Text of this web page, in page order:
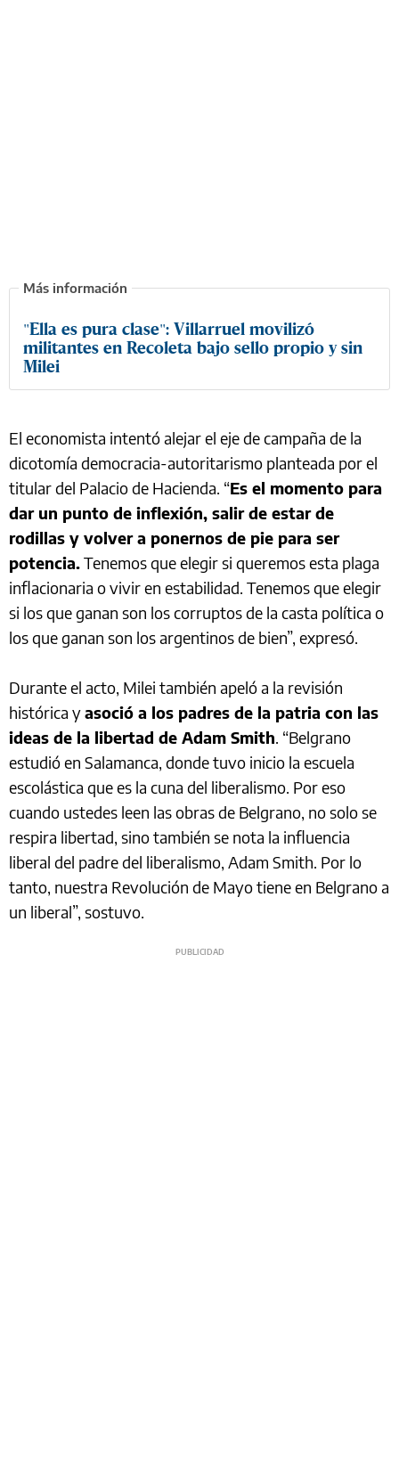
"Ella es pura clase": Villarruel movilizó
militantes en Recoleta bajo sello propio y sin
Milei
El economista intentó alejar el eje de campaña de la
dicotomía democracia-autoritarismo planteada por el
titular del Palacio de Hacienda. “Es el momento para
dar un punto de inflexión, salir de estar de
rodillas y volver a ponernos de pie para ser
potencia.Tenemos que elegir si queremos esta plaga
inflacionaria o vivir en estabilidad. Tenemos que elegir
si los que ganan son los corruptos de la casta política o
los que ganan son los argentinos de bien”, expresó.
Durante el acto, Milei también apeló a la revisión
histórica yasoció a los padres de la patria con las
ideas de la libertad de Adam Smith. “Belgrano
estudió en Salamanca, donde tuvo inicio la escuela
escolástica que es la cuna del liberalismo. Por eso
cuando ustedes leen las obras de Belgrano, no solo se
respira libertad, sino también se nota la influencia
liberal del padre del liberalismo, Adam Smith. Por lo
tanto, nuestra Revolución de Mayo tiene en Belgrano a
un liberal”, sostuvo.